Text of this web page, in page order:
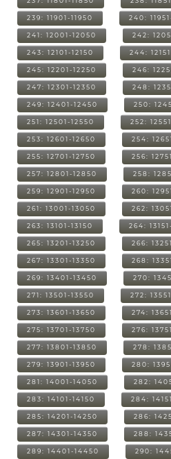
239: 11901-11950 240:
241: 12001-12050 242:
243: 12101-12150 244:
245: 12201-12250 246:
247: 12301-12350 248:
249: 12401-12450 250:
251: 12501-12550 252:
253: 12601-12650 254:
255: 12701-12750 256:
257: 12801-12850 258:
259: 12901-12950 260:
261: 13001-13050 262:
263: 13101-13150 264:
265: 13201-13250 266:
267: 13301-13350 268:
269: 13401-13450 270:
271: 13501-13550 272:
273: 13601-13650 274:
275: 13701-13750 276:
277: 13801-13850 278:
279: 13901-13950 280:
281: 14001-14050 282:
283: 14101-14150 284:
285: 14201-14250 286:
287: 14301-14350 288:
289: 14401-14450 290: